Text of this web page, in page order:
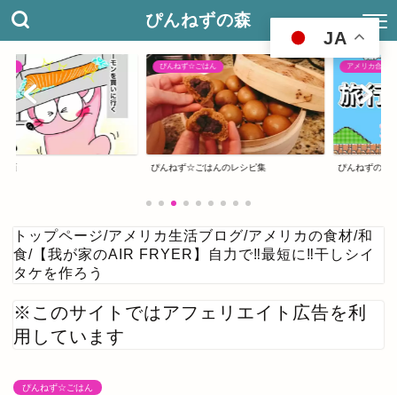
ぴんねずの森
ぴんねず☆ごはん
ぴんねず☆ごはんのレシピ集
アメリカ合衆国
ぴんねずの旅のしおり
トップページ/アメリカ生活ブログ/アメリカの食材/和
食/ 【我が家のAIR FRYER】自力で‼最短に‼干しシイ
タケを作ろう
※このサイトではアフェリエイト広告を利
用しています
ぴんねず☆ごはん
JA